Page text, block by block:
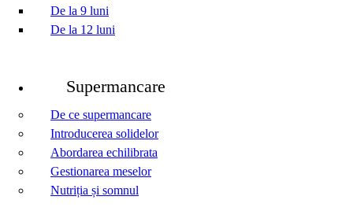
De la 9 luni
De la 12 luni
Supermancare
De ce supermancare
Introducerea solidelor
Abordarea echilibrata
Gestionarea meselor
Nutriția și somnul